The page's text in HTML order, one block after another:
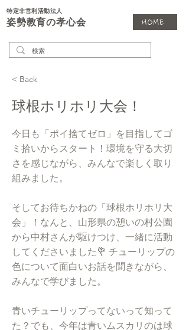
特定非営利活動法人
姿勢教育の孝心会 HOME
< Back
球根ホリホリ大会！
今日も「ポイ捨てゼロ」を目指してゴ
ミ拾いからスタート！環境を守る大切
さを感じながら、みんなで楽しく取り
組みました。
そしてお待ちかねの「球根ホリホリ大
会」！なんと、山形県の憩いの村公園
から中村さんが駆けつけ、一緒に活動
してくださいました💐 チューリップの
色について面白いお話を聞きながら、
みんなで学びました。
青いチューリップってないって知って
た？でも、今年は青いムスカリのは球